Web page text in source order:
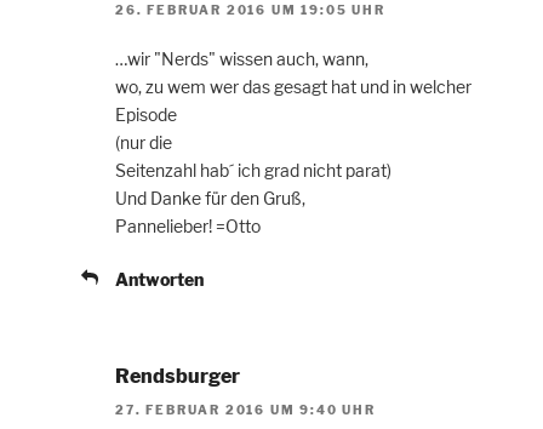
26. FEBRUAR 2016 UM 19:05 UHR
…wir "Nerds" wissen auch, wann,
wo, zu wem wer das gesagt hat und in welcher
Episode
(nur die
Seitenzahl hab´ ich grad nicht parat)
Und Danke für den Gruß,
Pannelieber! =Otto
Antworten
Rendsburger
27. FEBRUAR 2016 UM 9:40 UHR